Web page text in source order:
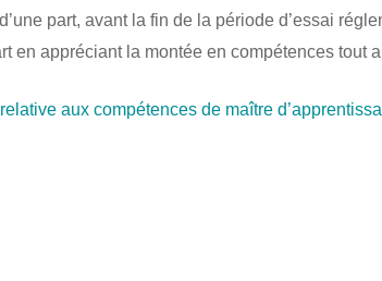
part, avant la fin de la période d’essai
en appréciant la montée en compétences tout
aux compétences de maître